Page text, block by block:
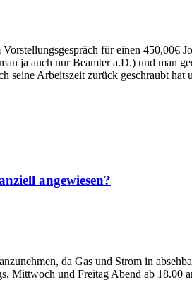
für einen 450,00€
ja auch nur Beamter a.D.) und man
seine Arbeitszeit zurück geschraubt hat
angewiesen?
da Gas und Strom in
Mittwoch und Freitag Abend ab 18.00